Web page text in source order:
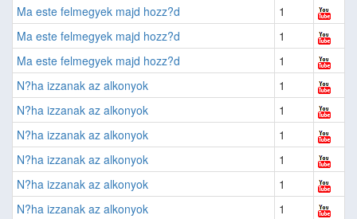
Ma este felmegyek majd hozz?d
1
Ma este felmegyek majd hozz?d
1
Ma este felmegyek majd hozz?d
1
N?ha izzanak az alkonyok
1
N?ha izzanak az alkonyok
1
N?ha izzanak az alkonyok
1
N?ha izzanak az alkonyok
1
N?ha izzanak az alkonyok
1
N?ha izzanak az alkonyok
1